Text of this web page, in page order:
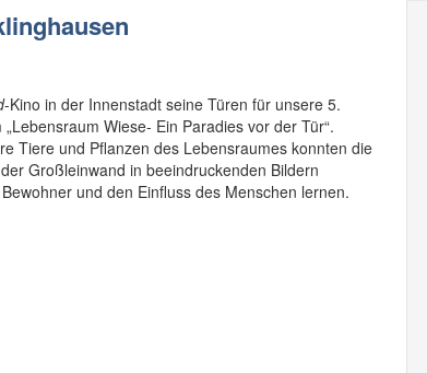
-Kino in der Innenstadt seine Türen für unsere 5.
Wiese- Ein Paradies vor der Tür“.
Tiere und Pflanzen des Lebensraumes konnten die
Großleinwand in beeindruckenden Bildern
und den Einfluss des Menschen lernen.